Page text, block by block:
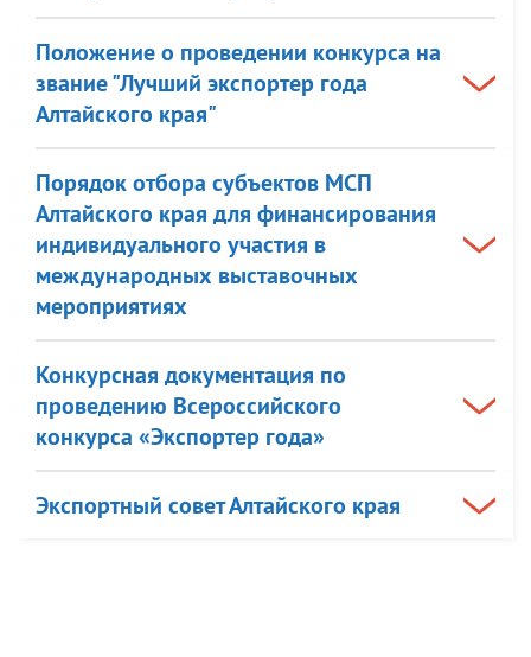
Положение о проведении конкурса на
звание "Лучший экспортер года
Алтайского края"
Порядок отбора субъектов МСП
Алтайского края для финансирования
индивидуального участия в
международных выставочных
мероприятиях
Конкурсная документация по
проведению Всероссийского
конкурса «Экспортер года»
Экспортный совет Алтайского края